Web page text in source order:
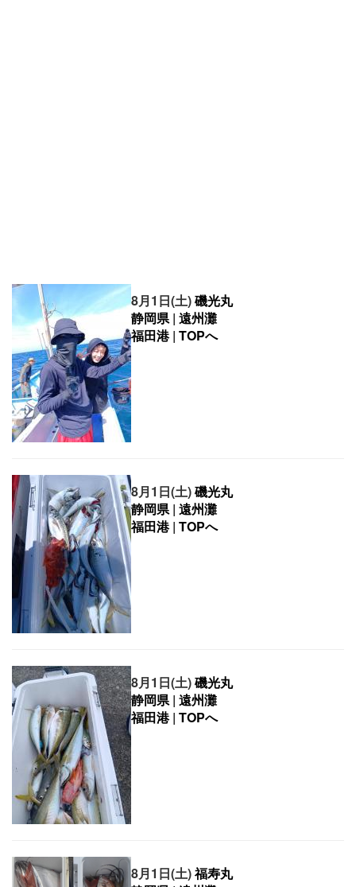
8月1日(土)磯光丸
静岡県| 遠州灘
福田港| TOPへ
8月1日(土)磯光丸
静岡県| 遠州灘
福田港| TOPへ
8月1日(土)磯光丸
静岡県| 遠州灘
福田港| TOPへ
8月1日(土)福寿丸